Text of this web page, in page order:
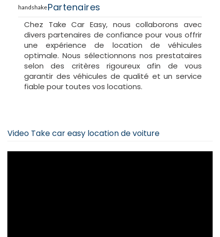
Places U
Renault Trafic Manuelle ou similaire 9 places Y
VW Transporter Automatique ou similaire 9
places Z
Volkswagen Caddy Manuelle similaire 5 places
T
handshakePartenaires
Chez Take Car Easy, nous collaborons avec
divers partenaires de confiance pour vous offrir
une expérience de location de véhicules
optimale. Nous sélectionnons nos prestataires
selon des critères rigoureux afin de vous
garantir des véhicules de qualité et un service
fiable pour toutes vos locations.
Video Take car easy location de voiture